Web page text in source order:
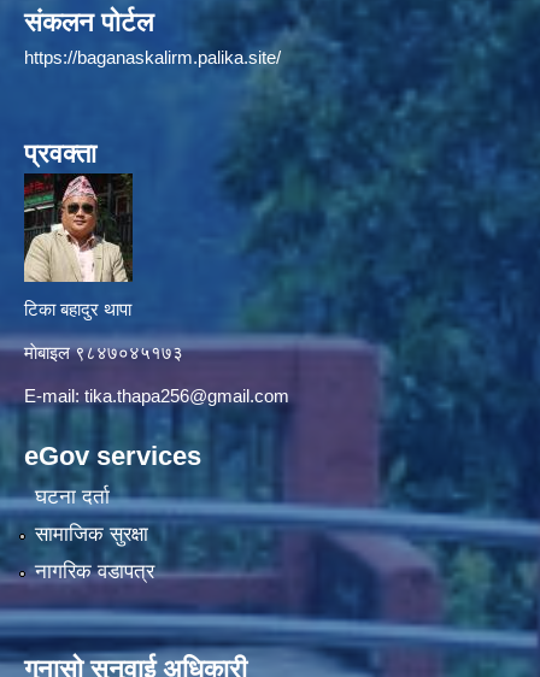
संकलन पोर्टल
https://baganaskalirm.palika.site/
प्रवक्ता
टिका बहादुर थापा
माे‍बाइल ९८४७०४५१७३
E-mail: tika.thapa256@gmail.com
eGov services
घटना दर्ता
सामाजिक सुरक्षा
नागरिक वडापत्र
गुनासाे सुनुवाई अधिकारी